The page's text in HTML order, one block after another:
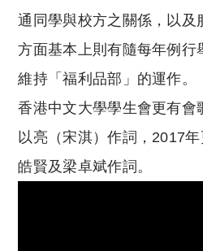
通同學與校方之關係，以及
方面基本上則有隨每年例行
維持「福利品部」的運作。
香港中文大學學生會更有會
以亮（宋淇）作詞，2017
皓賢及梁卓斌作詞。